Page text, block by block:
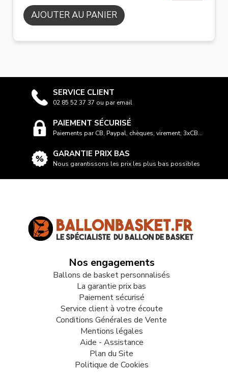
AJOUTER AU PANIER
SERVICE CLIENT
02 85 52 37 37 ou par email
PAIEMENT SÉCURISÉ
Paiements par CB, Paypal, chèques, virement, 3xCB...
GARANTIE PRIX BAS
Nous garantissons les prix les plus bas possibles
Nos engagements
Ballons de basket personnalisés
La garantie prix bas
Paiement sécurisé
Service client à votre écoute
Conditions Générales de Vente
Mentions légales
Aide - Assistance
Plan du Site
Politique de Cookies